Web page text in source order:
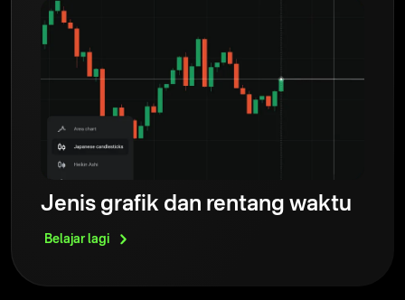
Jenis grafik dan rentang waktu
Belajar lagi